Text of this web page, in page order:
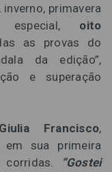
primavera
especial, oito
as provas do
da edição”,
e superação
Giulia Francisco,
em sua primeira
“Gostei